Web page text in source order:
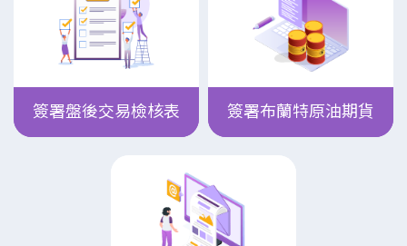
簽署盤後交易檢核表 簽署布蘭特原油期貨